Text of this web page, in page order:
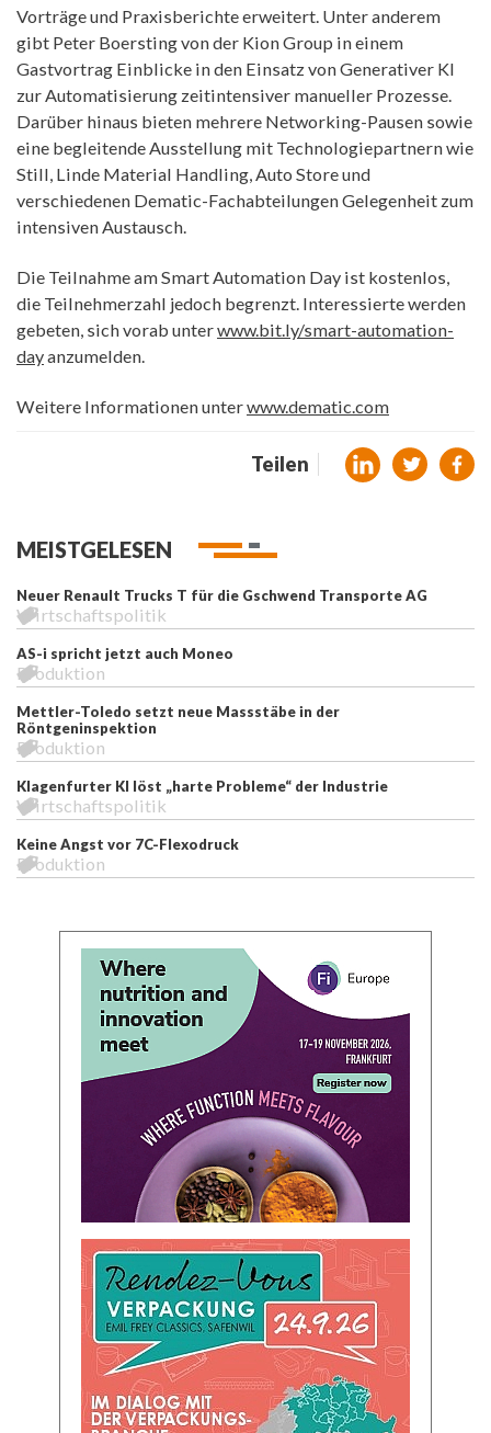
Vorträge und Praxisberichte erweitert. Unter anderem
gibt Peter Boersting von der Kion Group in einem
Gastvortrag Einblicke in den Einsatz von Generativer KI
zur Automatisierung zeitintensiver manueller Prozesse.
Darüber hinaus bieten mehrere Networking-Pausen sowie
eine begleitende Ausstellung mit Technologiepartnern wie
Still, Linde Material Handling, Auto Store und
verschiedenen Dematic-Fachabteilungen Gelegenheit zum
intensiven Austausch.
Die Teilnahme am Smart Automation Day ist kostenlos,
die Teilnehmerzahl jedoch begrenzt. Interessierte werden
gebeten, sich vorab unterwww.bit.ly/smart-automation-
dayanzumelden.
Weitere Informationen unterwww.dematic.com
Teilen
MEISTGELESEN
Neuer Renault Trucks T für die Gschwend Transporte AG
Wirtschaftspolitik
AS-i spricht jetzt auch Moneo
Produktion
Mettler-Toledo setzt neue Massstäbe in der
Röntgeninspektion
Produktion
Klagenfurter KI löst „harte Probleme“ der Industrie
Wirtschaftspolitik
Keine Angst vor 7C-Flexodruck
Produktion